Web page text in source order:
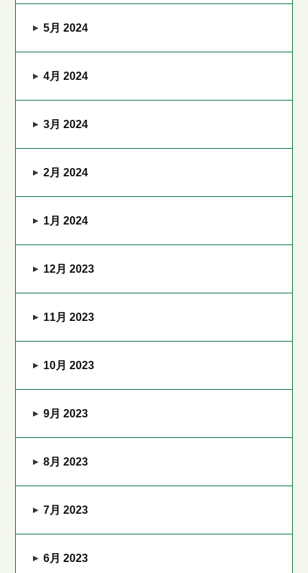
5月 2024
4月 2024
3月 2024
2月 2024
1月 2024
12月 2023
11月 2023
10月 2023
9月 2023
8月 2023
7月 2023
6月 2023